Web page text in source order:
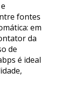
fontes
em
da
de
é ideal